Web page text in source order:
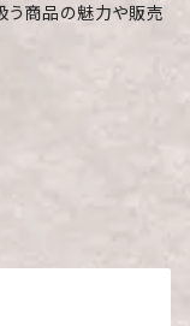
う商品の魅力や販売